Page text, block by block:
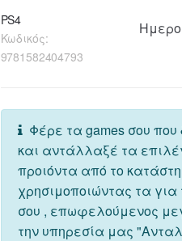
PS4
Κωδικός:
9781582404793
Φέρε τα games σου που
και αντάλλαξέ τα
προιόντα από το
χρησιμοποιώντας τα
σου , επωφελούμενος
την υπηρεσία μας